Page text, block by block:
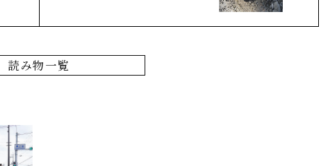
読み物一覧